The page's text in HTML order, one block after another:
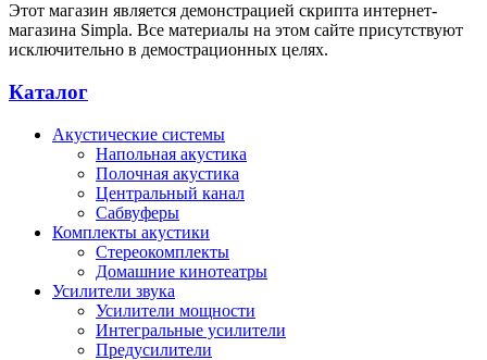
Этот магазин является демонстрацией скрипта интернет-
магазина Simpla. Все материалы на этом сайте присутствуют
исключительно в демострационных целях.
Каталог
Акустические системы
Напольная акустика
Полочная акустика
Центральный канал
Сабвуферы
Комплекты акустики
Стереокомплекты
Домашние кинотеатры
Усилители звука
Усилители мощности
Интегральные усилители
Предусилители